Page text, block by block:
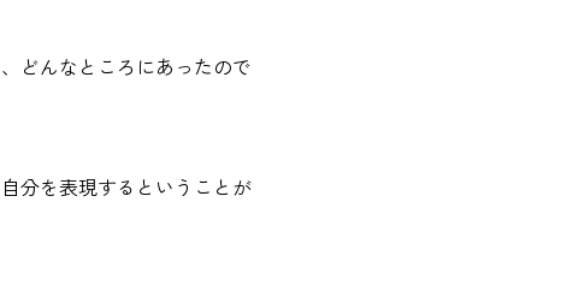
どんなところにあったので
分を表現するということが